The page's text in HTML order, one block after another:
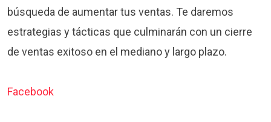
búsqueda de aumentar tus ventas. Te daremos
estrategias y tácticas que culminarán con un cierre
de ventas exitoso en el mediano y largo plazo.
Facebook